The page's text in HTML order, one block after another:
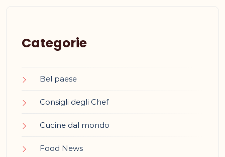
Categorie
Bel paese
Consigli degli Chef
Cucine dal mondo
Food News